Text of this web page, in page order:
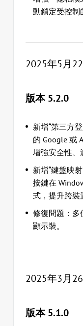
動鎖定受控制
2025年5月
版本 5.2.0
新增“第三方
的 Google 或
增強安全性、
新增“鍵盤映
按鍵在
式，提升跨裝
修復問題：多
顯示裝。
2025年3月
版本 5.1.0